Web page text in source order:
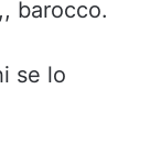
barocco.
se lo